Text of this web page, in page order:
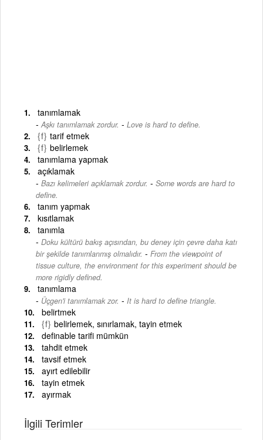
tanımlamak
Aşkı tanımlamak zordur. - Love is hard to define.
{f} tarif etmek
{f} belirlemek
tanımlama yapmak
açıklamak
Bazı kelimeleri açıklamak zordur. - Some words are hard to
define.
tanım yapmak
kısıtlamak
tanımla
Doku kültürü bakış açısından, bu deney için çevre daha katı
bir şekilde tanımlanmış olmalıdır. - From the viewpoint of
tissue culture, the environment for this experiment should be
more rigidly defined.
tanımlama
Üçgen'i tanımlamak zor. - It is hard to define triangle.
belirtmek
{f} belirlemek, sınırlamak, tayin etmek
definable tarifi mümkün
tahdit etmek
tavsif etmek
ayırt edilebilir
tayin etmek
ayırmak
İlgili Terimler